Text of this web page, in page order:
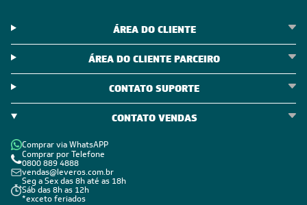
ÁREA DO CLIENTE
ÁREA DO CLIENTE PARCEIRO
CONTATO SUPORTE
CONTATO VENDAS
Comprar via WhatsAPP
Comprar por Telefone
0800 889 4888
vendas@leveros.com.br
Seg a Sex das 8h até as 18h
Sáb das 8h as 12h
*exceto feriados